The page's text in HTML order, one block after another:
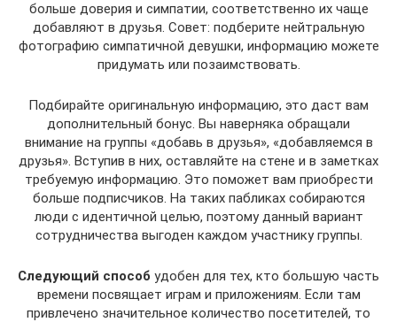
больше доверия и симпатии, соответственно их чаще
добавляют в друзья. Совет: подберите нейтральную
фотографию симпатичной девушки, информацию можете
придумать или позаимствовать.
Подбирайте оригинальную информацию, это даст вам
дополнительный бонус. Вы наверняка обращали
внимание на группы «добавь в друзья», «добавляемся в
друзья». Вступив в них, оставляйте на стене и в заметках
требуемую информацию. Это поможет вам приобрести
больше подписчиков. На таких пабликах собираются
люди с идентичной целью, поэтому данный вариант
сотрудничества выгоден каждом участнику группы.
Следующий способ удобен для тех, кто большую часть
времени посвящает играм и приложениям. Если там
привлечено значительное количество посетителей, то